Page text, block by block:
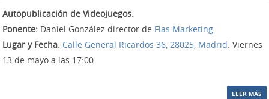
Autopublicación de Videojuegos.
Ponente: Daniel González director de Flas Marketing
Lugar y Fecha: Calle General Ricardos 36, 28025, Madrid. Viernes
13 de mayo a las 17:00
LEER MÁS